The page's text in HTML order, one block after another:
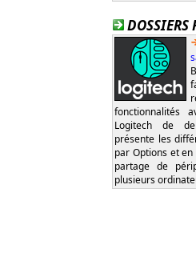
DOSSIERS
fonctionnalités
Logitech de
présente les
par Options et
partage de
plusieurs